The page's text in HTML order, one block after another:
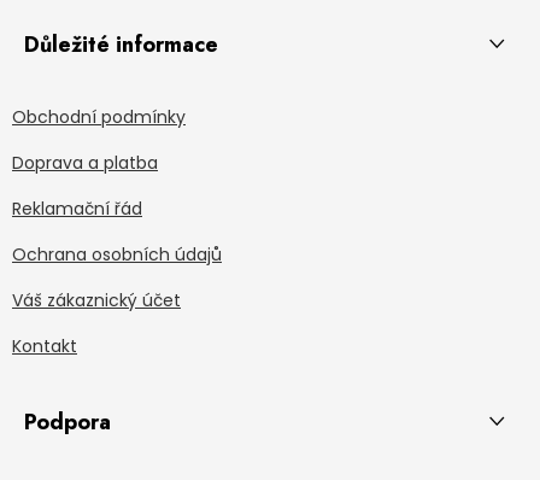
Důležité informace
Obchodní podmínky
Doprava a platba
Reklamační řád
Ochrana osobních údajů
Váš zákaznický účet
Kontakt
Podpora